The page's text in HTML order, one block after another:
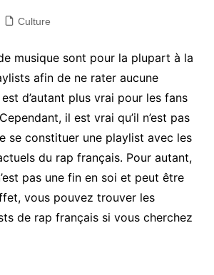
Culture
musique sont pour la plupart à la
afin de ne rater aucune
d’autant plus vrai pour les fans
il est vrai qu’il n’est pas
se constituer une playlist avec les
du rap français. Pour autant,
pas une fin en soi et peut être
vous pouvez trouver les
de rap français si vous cherchez